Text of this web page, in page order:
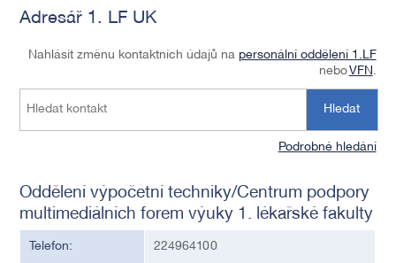
Adresář 1. LF UK
Nahlásit změnu kontaktních údajů na personální oddělení 1.LF
neboVFN .
Hledat
Podrobné hledání
Oddělení výpočetní techniky/Centrum podpory
multimediálních forem výuky 1. lékařské fakulty
Telefon: 224964100